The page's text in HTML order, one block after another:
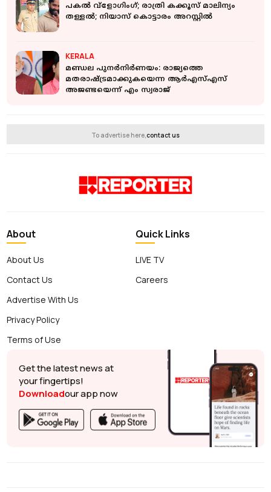
പകല്‍ വ്‌ളോഗിംഗ്; രാത്രി കക്കൂസ് മാലിന്യം
തള്ളല്‍; നിയാസ് കൊട്ടാരം അറസ്റ്റില്‍
KERALA
മണ്ഡല പുനര്‍നിര്‍ണയം: രാജ്യത്തെ
മതരാഷ്ട്രമാക്കുകയെന്ന ആര്‍എസ്എസ്
അജണ്ടയെന്ന് എം സ്വരാജ്
To advertise here,contact us
About
About Us
Contact Us
Advertise With Us
Privacy Policy
Terms of Use
Quick Links
LIVE TV
Careers
Get the latest news at
your fingertips!
Downloadour app now